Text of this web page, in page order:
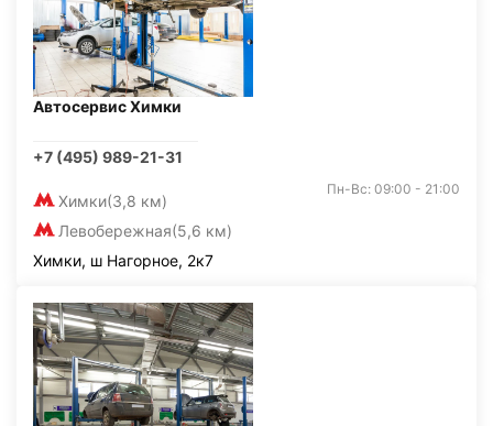
Автосервис Химки
+7 (495) 989-21-31
Химки(3,8 км)
Левобережная(5,6 км)
Пн-Вс: 09:00 - 21:00
Химки, ш Нагорное, 2к7